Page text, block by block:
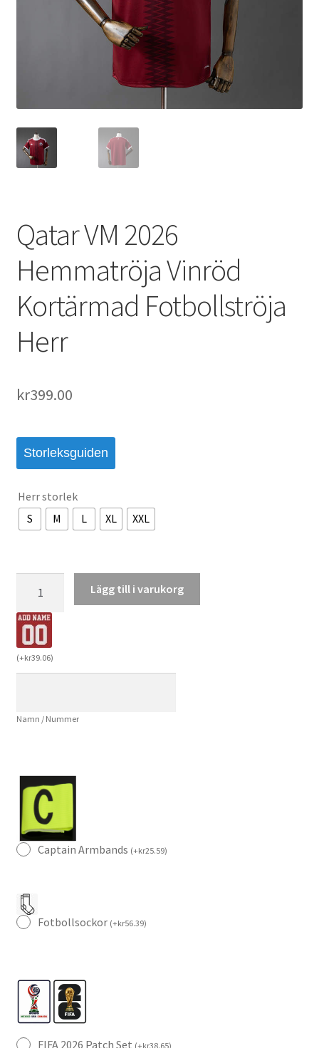
Qatar VM 2026
Hemmatröja Vinröd
Kortärmad Fotbollströja
Herr
kr399.00
Storleksguiden
Herr storlek
S
M L XL XXL
2026
Hemmatröja
Vinröd
Kortärmad
mängd
Lägg till i varukorg
(+kr39.06)
Namn / Nummer
Captain Armbands (+kr25.59)
Fotbollsockor (+kr56.39)
FIFA 2026 Patch Set (+kr38.65)